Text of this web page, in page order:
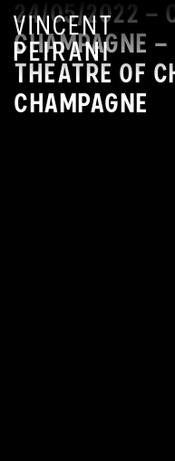
24/05/2022 –
CHAMPAGNE
THEATRE OF
CHAMPAGNE